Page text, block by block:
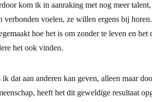
gevoeld. Sinds kort werk ik samen
waarop we de verhalen, patronen,
kom ik in aanraking met nog meer
verbonden voelen, ze willen ergens bij
het ook vinden.